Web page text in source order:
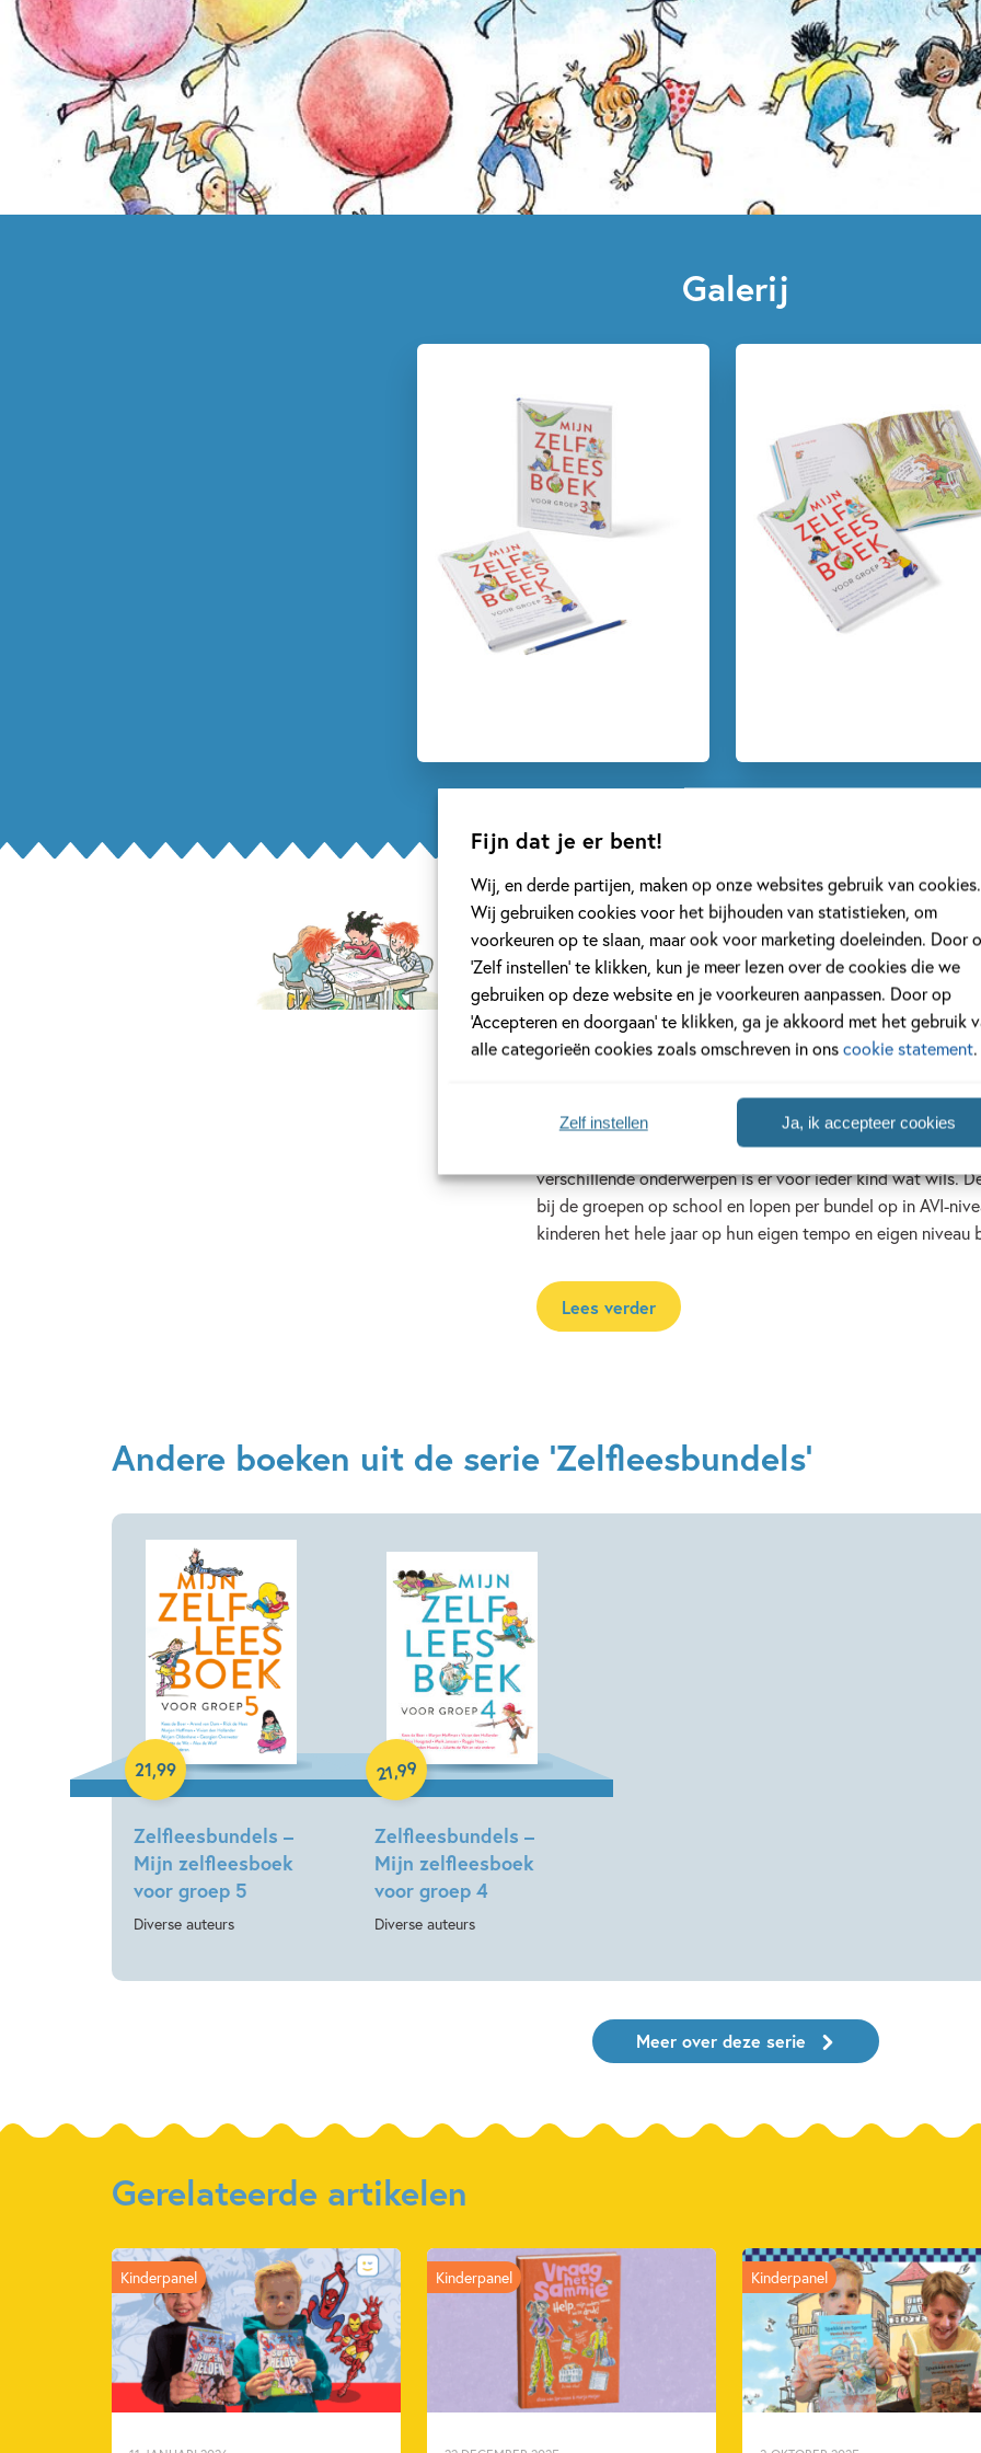
Fijn dat je er bent!
Wij, en derde partijen, maken op onze websites gebruik van cookies.
Wij gebruiken cookies voor het bijhouden van statistieken, om
voorkeuren op te slaan, maar ook voor marketing doeleinden. Door
‘Zelf instellen’ te klikken, kun je meer lezen over de cookies die we
gebruiken op deze website en je voorkeuren aanpassen. Door op
‘Accepteren en doorgaan’ te klikken, ga je akkoord met het gebruik
alle categorieën cookies zoals omschreven in onscookie statement.
Ja, ik accepteer cookies
Zelf instellen
Klassiekers
Poëzie,
Galerij
Zelfleesbundels
De leukste boeken om zelf
Als kinderen zelf leren lezen, kan het best lastig zijn om te
die ze van voorleesboeken kennen, én met grappige,
verhalen die speciaal voor de bundels zijn geschreven.
verhalen sluiten aan bij de leefwereld en leeftijd van de
verschillende onderwerpen is er voor ieder kind wat wils.
bij de groepen op school en lopen per bundel op in AVI-
kinderen het hele jaar op hun eigen tempo en eigen niveau
Lees verder
Andere boeken uit de serie 'Zelfleesbundels'
Zelfleesbundels –
Mijn zelfleesboek
voor groep 5
Diverse auteurs
21,99
Hardcover
Zelfleesbundels –
Mijn zelfleesboek
voor groep 4
Diverse auteurs
21,99
Hardcover
Meer over deze serie
Gerelateerde artikelen
Kinderpanel Kinderpanel Kinderpanel